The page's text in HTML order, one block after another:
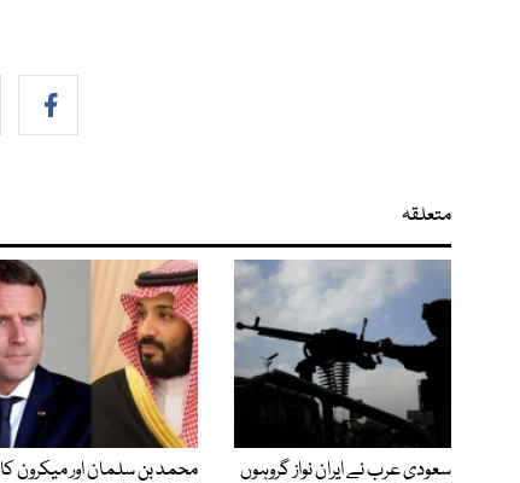
متعلقہ
سعودی عرب نے ایران نواز گروہوں
محمد بن سلمان اور میکرون کا